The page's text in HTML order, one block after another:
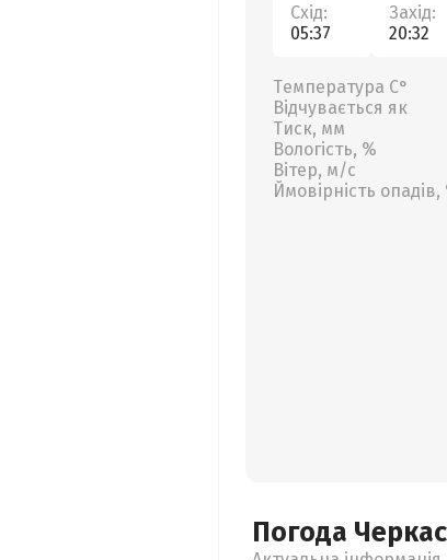
Схід:
05:37
Захід:
20:32
Температура С°
Відчувається як
Тиск, мм
Вологість, %
Вітер, м/с
Ймовірність опадів,
Погода